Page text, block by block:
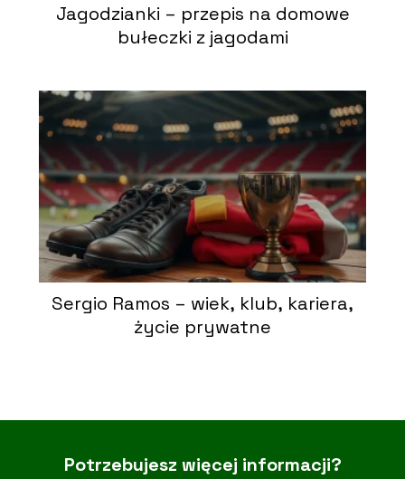
Jagodzianki – przepis na domowe
bułeczki z jagodami
Sergio Ramos – wiek, klub, kariera,
życie prywatne
Potrzebujesz więcej informacji?